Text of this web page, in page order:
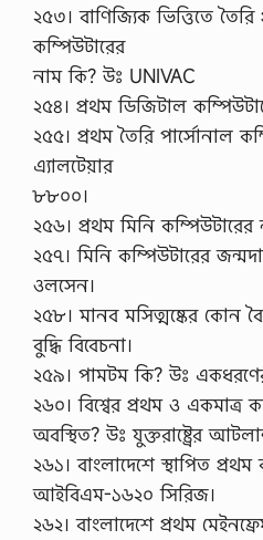
২৫৩। বাণিজ্যিক ভিত্তিতে তৈরি
কম্পিউটারের
নাম কি? উঃ UNIVAC
২৫৪। প্রথম ডিজিটাল
২৫৫। প্রথম তৈরি পার্সোনাল
এ্যালটেয়ার
৮৮০০।
২৫৬। প্রথম মিনি
২৫৭। মিনি কম্পিউটারের
ওলসেন।
২৫৮। মানব মসিত্মষ্কের কোন
বুদ্ধি বিবেচনা।
২৫৯। পামটম কি? উঃ
২৬০। বিশ্বের প্রথম ও একমাত্র
অবস্থিত? উঃ যুক্তরাষ্ট্রের
২৬১। বাংলাদেশে স্থাপিত
আইবিএম-১৬২০ সিরিজ।
২৬২। বাংলাদেশে প্রথম